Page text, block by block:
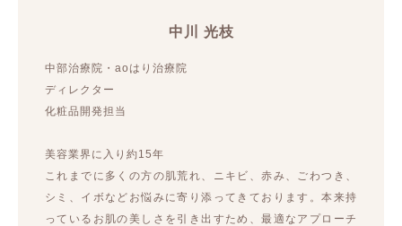
中川 光枝
中部治療院・aoはり治療院
ディレクター
化粧品開発担当
美容業界に入り約15年
これまでに多くの方の肌荒れ、ニキビ、赤み、ごわつき、
シミ、イボなどお悩みに寄り添ってきております。本来持
っているお肌の美しさを引き出すため、最適なアプローチ